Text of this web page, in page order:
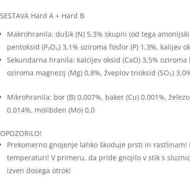
SESTAVA Hard A + Hard B
Makrohranila: dušik (N) 5,3% skupni (od tega
pentoksid (P₂O₅) 3,1% oziroma fosfor (P) 1,3%, kalijev
Sekundarna hranila: kalcijev oksid (CaO) 3,5%
oziroma magnezij (Mg) 0,8%, žveplov trioksid (SO₃)
Mikrohranila: bor (B) 0,007%, baker (Cu) 0,001%,
0,014%, molibden (Mo) 0,0
OPOZORILO!
Prekomerno gnojenje lahko škoduje prsti in
temperaturi! V primeru, da pride gnojilo v stik s
izven dosega otrok!